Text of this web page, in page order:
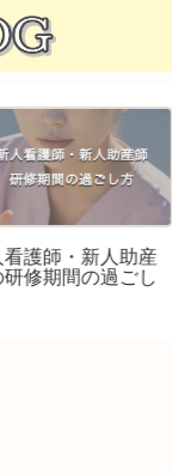
【看護師・助
すすめの休日